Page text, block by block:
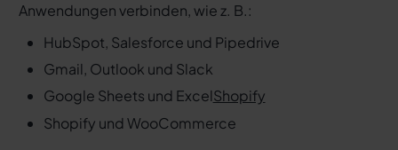
Anwendungen verbinden, wie z. B.:
HubSpot, Salesforce und Pipedrive
Gmail, Outlook und Slack
Google Sheets und ExcelShopify
Shopify und WooCommerce